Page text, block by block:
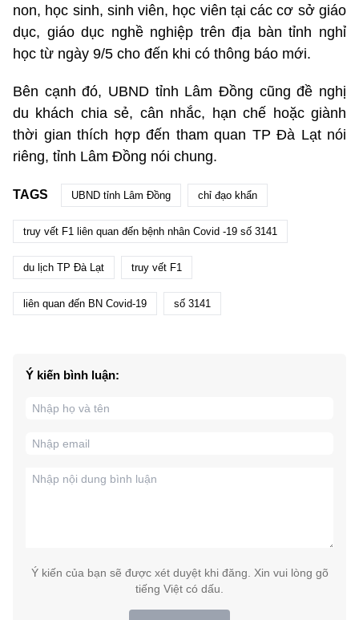
non, học sinh, sinh viên, học viên tại các cơ sở giáo
dục, giáo dục nghề nghiệp trên địa bàn tỉnh nghỉ
học từ ngày 9/5 cho đến khi có thông báo mới.
Bên cạnh đó, UBND tỉnh Lâm Đồng cũng đề nghị
du khách chia sẻ, cân nhắc, hạn chế hoặc giành
thời gian thích hợp đến tham quan TP Đà Lạt nói
riêng, tỉnh Lâm Đồng nói chung.
TAGS UBND tỉnh Lâm Đồng chỉ đạo khẩn
truy vết F1 liên quan đến bệnh nhân Covid -19 số 3141
du lịch TP Đà Lạt truy vết F1
liên quan đến BN Covid-19 số 3141
Ý kiến bình luận:
Ý kiến của bạn sẽ được xét duyệt khi đăng. Xin vui lòng gõ
tiếng Việt có dấu.